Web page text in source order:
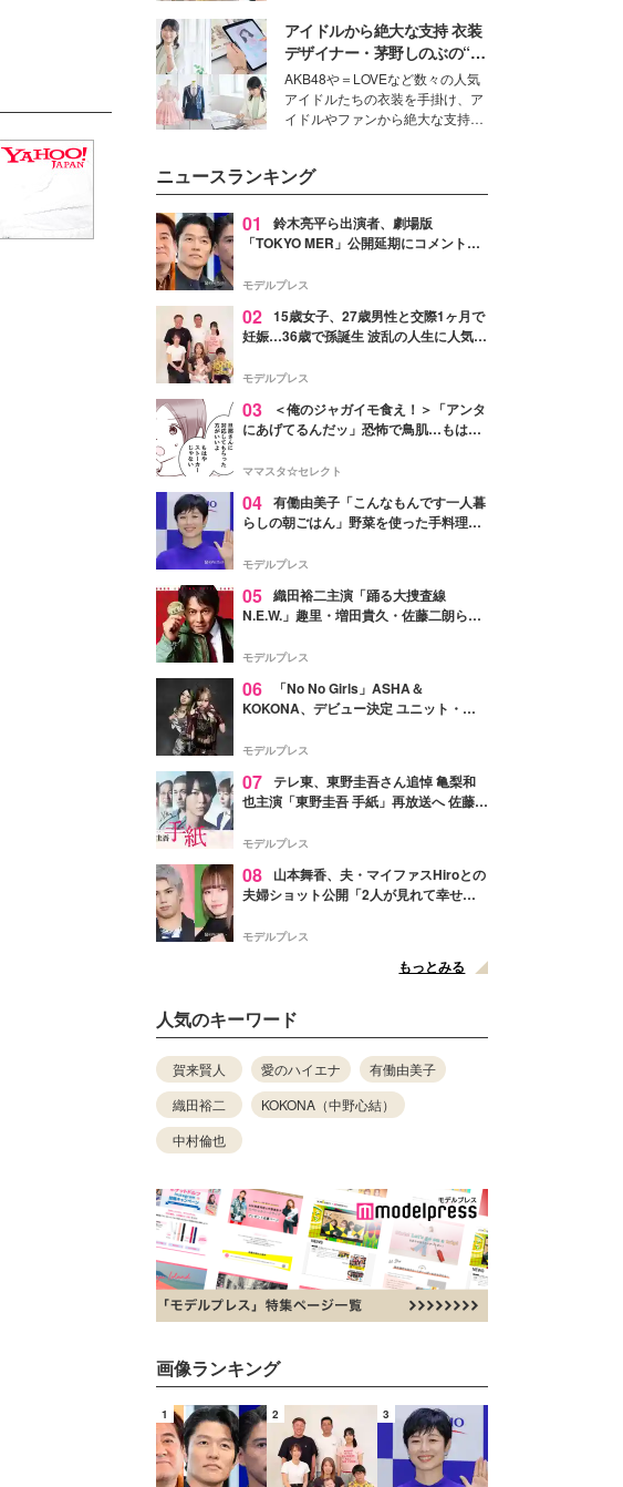
ションの完成度を高めるベースと
して、“髪そのものの美しさ”に改
めて注目する人が増えている様
子。今回は、そんな憧れの艶やか
な髪を日常で叶える、美容好きの
女性たちのヘアケア事情を紹介し
アイドルから絶大な支持 衣装
デザイナー・茅野しのぶの“可
愛い”を作る美学＜「シチズン
クロスシー」インタビュー＞
AKB48や＝LOVEなど数々の人気
アイドルたちの衣装を手掛け、ア
イドルやファンから絶大な支持を
ター・茅野しのぶ。一人ひとりの
個性に寄り添い、魅力を引き出す
衣装作りは、多くの女性たちに勇
気と自信を与え続けている。
ニュースランキング
01
鈴木亮平ら出演者、劇場版
「TOKYO MER」公開延期にコメント
最大の敬意とエールを」
モデルプレス
02 15歳女子、27歳男性と交際1ヶ月で
妊娠…36歳で孫誕生 波乱の人生に人気タ
よ！」
モデルプレス
03
＜俺のジャガイモ食え！＞「アンタ
にあげてるんだッ」恐怖で鳥肌…もはや
ママスタ☆セレクト
04 有働由美子「こんなもんです一人暮
らしの朝ごはん」野菜を使った手料理公
そう」と反響
モデルプレス
05 織田裕二主演「踊る大捜査線
N.E.W.」趣里・増田貴久・佐藤二朗ら新
徴する“謎のキーワード”も
モデルプレス
06
「No No Girls」ASHA＆
KOKONA、デビュー決定 ユニット・
リリースへ
モデルプレス
07 テレ東、東野圭吾さん追悼 亀梨和
也主演「東野圭吾 手紙」再放送へ 佐藤隆
モデルプレス
08
山本舞香、夫・マイファスHiroとの
夫婦ショット公開「2人が見れて幸せ」
モデルプレス
もっとみる
人気のキーワード
賀来賢人 愛のハイエナ
有働由美子
織田裕二
KOKONA（中野心結）
中村倫也
画像ランキング
1 2 3